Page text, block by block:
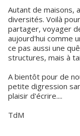
Autant de maisons, autant de personnalités, autant de
diversités. Voilà
partager, voyager
aujourd'hui comme
ce pas aussi une
structures, mais à
A bientôt pour de
petite digression
plaisir d'écrire....
TdM